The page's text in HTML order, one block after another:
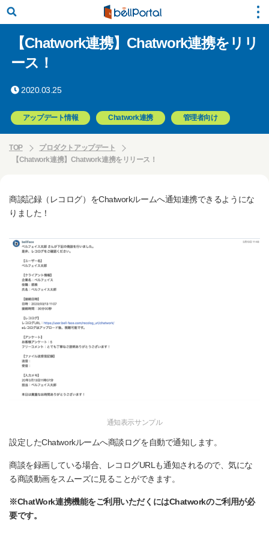
【Chatwork連携】Chatwork連携をリリ
ース！
2020.03.25
アップデート情報 Chatwork連携 管理者向け
TOP
プロダクトアップデート
【Chatwork連携】Chatwork連携をリリース！
商談記録（レコログ）をChatworkルームへ通知連携できるようにな
りました！
通知表示サンプル
設定したChatworkルームへ商談ログを自動で通知します。
商談を録画している場合、レコログURLも通知されるので、気にな
る商談動画をスムーズに見ることができます。
※ChatWork連携機能をご利用いただくにはChatworkのご利用が必
要です。